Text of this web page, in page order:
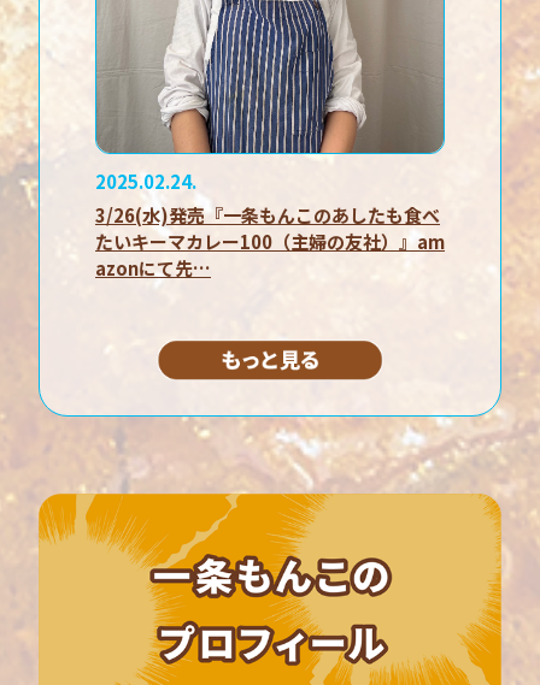
2025.02.24.
3/26(水)発売『一条もんこのあしたも食べ
たいキーマカレー100（主婦の友社）』am
azonにて先…